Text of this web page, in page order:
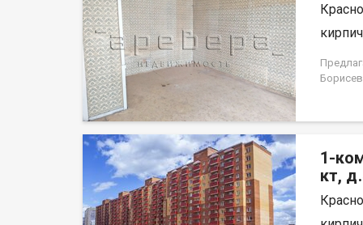
светлая
по
дома, в
1-
кт,